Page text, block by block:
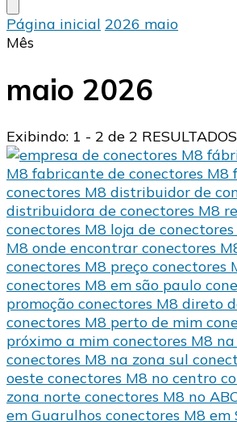
Página inicial 2026 maio
Mês
maio 2026
Exibindo: 1 - 2 de 2 RESULTADOS